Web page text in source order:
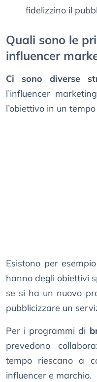
fidelizzino il
Quali sono le
influencer
Ci sono diverse
l’influencer
l’obiettivo in un
Esistono per
hanno degli obiettivi
se si ha un nuovo
pubblicizzare un
Per i programmi di
prevedono
tempo riescano a
influencer e marchio.